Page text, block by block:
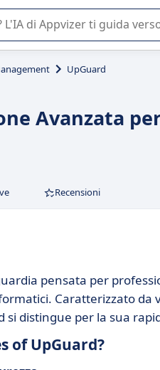
nell'utilizzo o nella scelta di
UpGuard
Avanzata
Recensioni
pensata per
Caratterizzato da
distingue per la sua
of UpGuard?